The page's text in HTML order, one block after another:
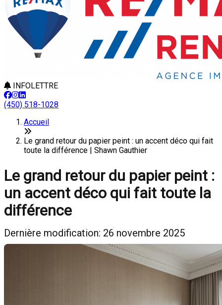
INFOLETTRE
(450) 518-1028
Accueil
Le grand retour du papier peint : un accent déco qui fait
toute la différence | Shawn Gauthier
Le grand retour du papier peint :
un accent déco qui fait toute la
différence
Dernière modification: 26 novembre 2025